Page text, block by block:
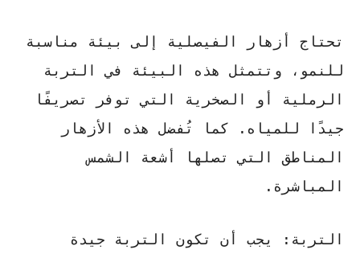
تحتاج أزهار الفيصلية إلى بيئة مناسبة
للنمو، وتتمثل هذه البيئة في التربة
الرملية أو الصخرية التي توفر تصريفًا
جيدًا للمياه. كما تُفضل هذه الأزهار
المناطق التي تصلها أشعة الشمس
المباشرة.
التربة : يجب أن تكون التربة جيدة